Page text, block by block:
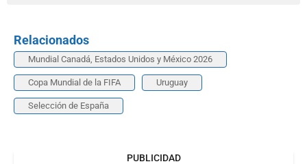
Relacionados
Mundial Canadá, Estados Unidos y México 2026
Copa Mundial de la FIFA Uruguay
Selección de España
PUBLICIDAD